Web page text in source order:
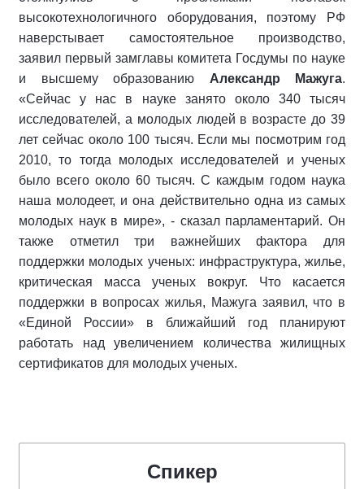
высокотехнологичного оборудования, поэтому РФ
наверстывает самостоятельное производство,
заявил первый замглавы комитета Госдумы по науке
и высшему образованию Александр Мажуга.
«Сейчас у нас в науке занято около 340 тысяч
исследователей, а молодых людей в возрасте до 39
лет сейчас около 100 тысяч. Если мы посмотрим год
2010, то тогда молодых исследователей и ученых
было всего около 60 тысяч. С каждым годом наука
наша молодеет, и она действительно одна из самых
молодых наук в мире», - сказал парламентарий. Он
также отметил три важнейших фактора для
поддержки молодых ученых: инфраструктура, жилье,
критическая масса ученых вокруг. Что касается
поддержки в вопросах жилья, Мажуга заявил, что в
«Единой России» в ближайший год планируют
работать над увеличением количества жилищных
сертификатов для молодых ученых.
Спикер